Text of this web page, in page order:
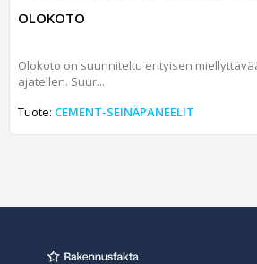
OLOKOTO
Olokoto on suunniteltu erityisen
ajatellen. Suur...
Tuote: CEMENT-SEINÄPANEELIT